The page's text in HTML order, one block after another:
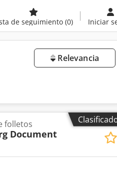
de seguimiento (0) Iniciar
Relevancia
folletos
Document